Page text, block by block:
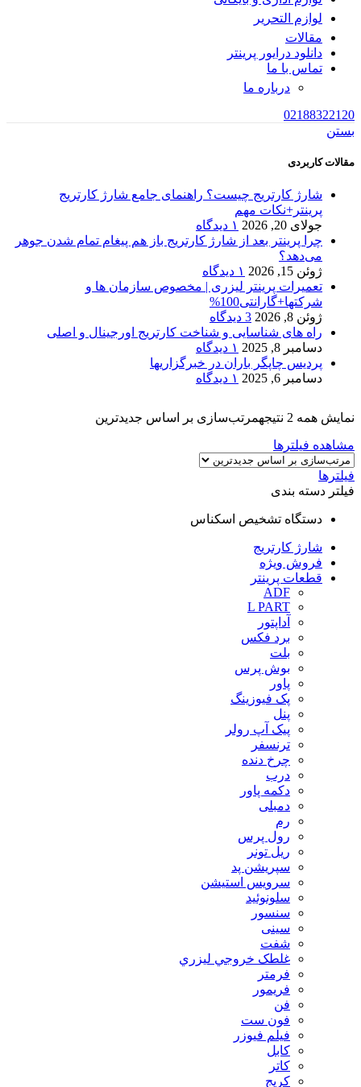
لوازم التحریر
مقالات
دانلود درایور پرینتر
تماس با ما
درباره ما
02188322120
بستن
مقالات کاربردی
شارژ کارتریج چیست؟ راهنمای جامع شارژ کارتریج
پرینتر+نکات مهم
جولای 20, 2026
۱ دیدگاه
چرا پرینتر بعد از شارژ کارتریج باز هم پیغام تمام شدن جوهر
می‌دهد؟
ژوئن 15, 2026
۱ دیدگاه
تعمیرات پرینتر لیزری | مخصوص سازمان ها و
شرکتها+گارانتی100%
ژوئن 8, 2026
3 دیدگاه
راه های شناسایی و شناخت کارتریج اورجینال و اصلی
دسامبر 8, 2025
۱ دیدگاه
پردیس چاپگر باران در خبرگزاریها
دسامبر 6, 2025
۱ دیدگاه
نمایش همه 2 نتیجه
مرتب‌سازی بر اساس جدیدترین
مشاهده فیلترها
فیلترها
فیلتر دسته بندی
دستگاه تشخیص اسکناس
شارژ کارتریج
فروش ویژه
قطعات پرینتر
ADF
L PART
آداپتور
برد فکس
بلت
بوش پرس
پاور
پک فیوزینگ
پنل
پیک آپ رولر
ترنسفر
چرخ دنده
درب
دکمه پاور
دمبلی
رم
رول پرس
ریل تونر
سپریشن پد
سرویس استیشن
سلونوئید
سنسور
سینی
شفت
غلطک خروجي ليزري
فرمتر
فریمور
فن
فون ست
فیلم فیوزر
کابل
کاتر
کریج